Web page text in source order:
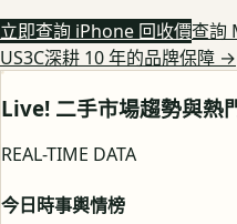
立即查詢 iPhone 回收價查詢
US3C深耕 10 年的品牌保障 →
Live! 二手市場趨勢與熱
REAL-TIME DATA
今日時事輿情榜